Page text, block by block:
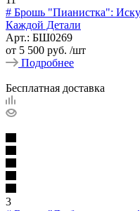
# Брошь "Пианистка":
Каждой Детали
Арт.: БШ0269
от 5 500 руб. /шт
Подробнее
Бесплатная доставка
3